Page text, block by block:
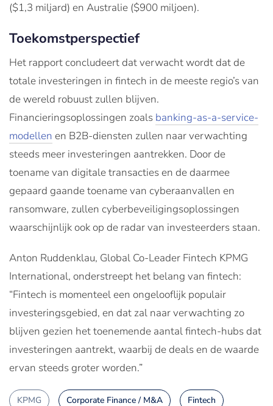
($1,3 miljard) en Australie ($900 miljoen).
Toekomstperspectief
Het rapport concludeert dat verwacht wordt dat de
totale investeringen in fintech in de meeste regio’s van
de wereld robuust zullen blijven.
Financieringsoplossingen zoals banking-as-a-service-
modellen en B2B-diensten zullen naar verwachting
steeds meer investeringen aantrekken. Door de
toename van digitale transacties en de daarmee
gepaard gaande toename van cyberaanvallen en
ransomware, zullen cyberbeveiligingsoplossingen
waarschijnlijk ook op de radar van investeerders staan.
Anton Ruddenklau, Global Co-Leader Fintech KPMG
International, onderstreept het belang van fintech:
“Fintech is momenteel een ongelooflijk populair
investeringsgebied, en dat zal naar verwachting zo
blijven gezien het toenemende aantal fintech-hubs dat
investeringen aantrekt, waarbij de deals en de waarde
ervan steeds groter worden.”
KPMG Corporate Finance / M&A Fintech